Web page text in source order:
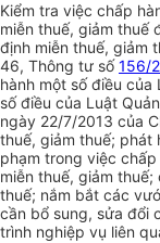
Kiểm tra việc chấp
miễn thuế, giảm thuế
định miễn thuế, giảm
46, Thông tư số156/
hành một số điều
số điều của Luật
ngày 22/7/2013 của
thuế, giảm thuế; phát
phạm trong việc
miễn thuế, giảm
thuế; nắm bắt các
cần bổ sung, sửa đổi
trình nghiệp vụ liên